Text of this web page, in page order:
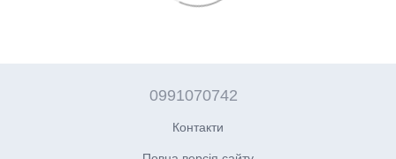
0991070742
Контакти